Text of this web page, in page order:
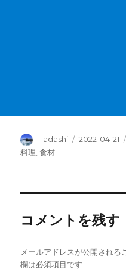
投
稿
Tadashi
投
2022-04-21
料理 ,食材
コメントを残す
メールアドレスが公開される
欄は必須項目です